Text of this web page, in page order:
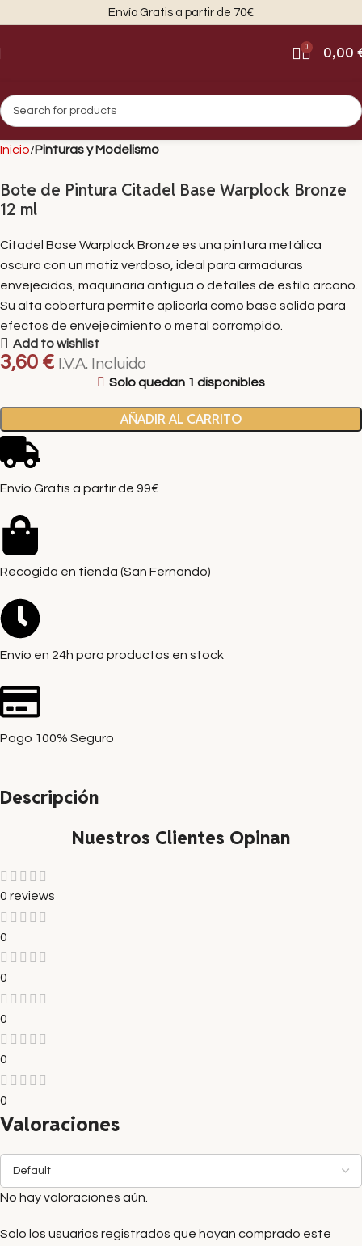
Envío Gratis a partir de 70€
0 0,00
Inicio Pinturas y Modelismo
Bote de Pintura Citadel Base Warplock Bronze
12 ml
Citadel Base Warplock Bronze es una pintura metálica
oscura con un matiz verdoso, ideal para armaduras
envejecidas, maquinaria antigua o detalles de estilo arcano.
Su alta cobertura permite aplicarla como base sólida para
efectos de envejecimiento o metal corrompido.
Add to wishlist
3,60 € I.V.A. Incluido
Solo quedan 1 disponibles
AÑADIR AL CARRITO
Envío Gratis a partir de 99€
Recogida en tienda (San Fernando)
Envío en 24h para productos en stock
Pago 100% Seguro
Descripción
Nuestros Clientes Opinan
0 reviews
0
0
0
0
0
Valoraciones
No hay valoraciones aún.
Solo los usuarios registrados que hayan comprado este